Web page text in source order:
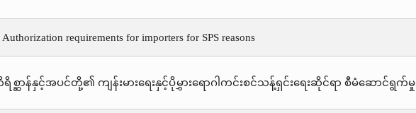
requirements for importers for SPS reasons
စ္ဆာန်နှင့်အပင်တို့၏ ကျန်းမားရေးနှင့်ပိုမွှားရောဂါကင်းစင်သန့်ရှင်းရေးဆိုင်ရာ စီမံဆောင်ရွက်မှု